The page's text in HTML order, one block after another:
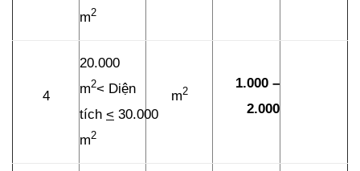
m2
4
20.000
m2< Diện
tích < 30.000
m2
m2
1.000 –
2.000